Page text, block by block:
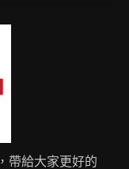
帶給大家更好的